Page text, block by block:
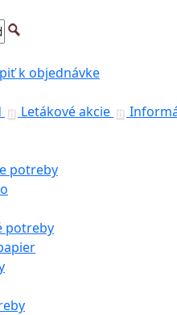
k objednávke
Letákové akcie
potreby
potreby